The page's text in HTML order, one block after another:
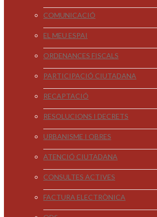
COMUNICACIÓ
EL MEU ESPAI
ORDENANCES FISCALS
PARTICIPACIÓ CIUTADANA
RECAPTACIÓ
RESOLUCIONS I DECRETS
URBANISME I OBRES
ATENCIÓ CIUTADANA
CONSULTES ACTIVES
FACTURA ELECTRÒNICA